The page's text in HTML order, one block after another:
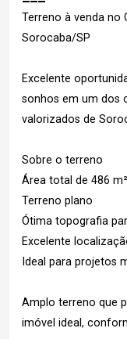
Terreno à venda no
Sorocaba/SP
Excelente
sonhos em um dos
valorizados de
Sobre o terreno
Área total de 486 m²
Terreno plano
Ótima topografia
Excelente
Ideal para projetos
Amplo terreno que
imóvel ideal,